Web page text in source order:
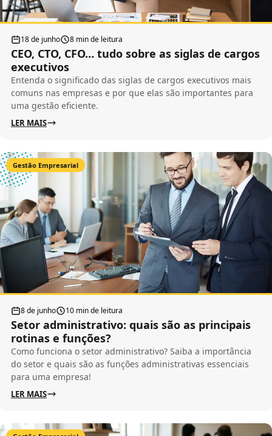
18 de junho 8 min de leitura
CEO, CTO, CFO… tudo sobre as siglas de cargos
executivos
Entenda o significado das siglas de cargos executivos mais
comuns nas empresas e por que elas são importantes para
uma gestão eficiente.
LER MAIS
Gestão Empresarial
8 de junho 10 min de leitura
Setor administrativo: quais são as principais
rotinas e funções?
Como funciona o setor administrativo? Saiba a importância
do setor e quais são as funções administrativas essenciais
para uma empresa!
LER MAIS